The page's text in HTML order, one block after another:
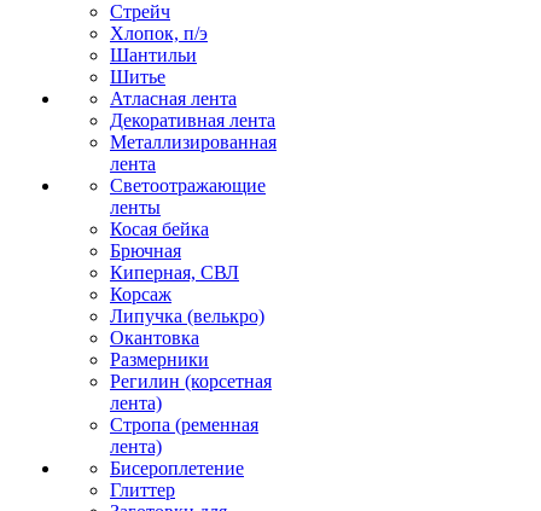
Стрейч
Хлопок, п/э
Шантильи
Шитье
Атласная лента
Декоративная лента
Металлизированная
лента
Светоотражающие
ленты
Косая бейка
Брючная
Киперная, СВЛ
Корсаж
Липучка (велькро)
Окантовка
Размерники
Регилин (корсетная
лента)
Стропа (ременная
лента)
Бисероплетение
Глиттер